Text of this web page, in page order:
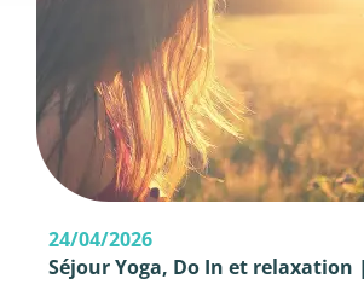
24/04/2026
Séjour Yoga, Do In et relaxation